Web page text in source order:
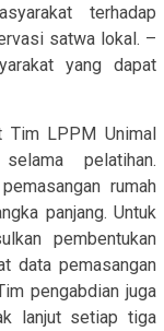
terhadap
satwa lokal. –
yang dapat
Tim LPPM Unimal
pelatihan.
rumah
panjang. Untuk
pembentukan
data pemasangan
pengabdian juga
lanjut setiap tiga